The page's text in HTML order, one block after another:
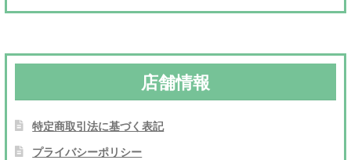
店舗情報
特定商取引法に基づく表記
プライバシーポリシー